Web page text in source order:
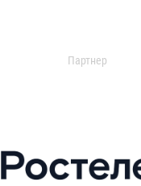
Партнер